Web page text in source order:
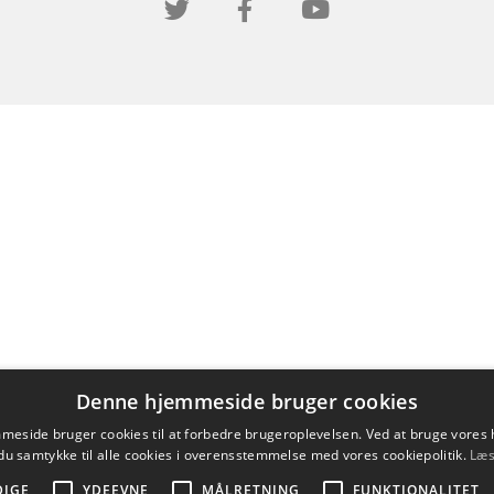
Denne hjemmeside bruger cookies
bruger cookies til at forbedre brugeroplevelsen. Ved at bruge vores
samtykke til alle cookies i overensstemmelse med vores cookiepolitik.
YDEEVNE MÅLRETNING FUNKTIONALITET